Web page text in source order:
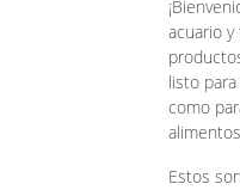
acuario
listo
como
Estos